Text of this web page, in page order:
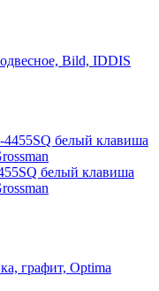
Bild, IDDIS
белый клавиша